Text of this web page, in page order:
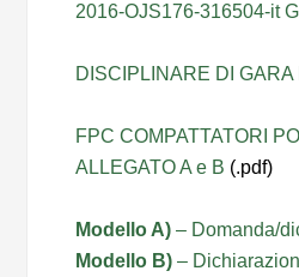
2016-OJS176-316504-it
DISCIPLINARE DI
FPC COMPATTATORI
ALLEGATO A e B (.pdf)
Modello A) – Domanda/
Modello B) –